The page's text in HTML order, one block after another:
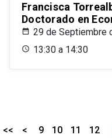
Francisca
Doctorado en
29 de Septiembre
13:30 a 14:30
<< < 9 10 11
12